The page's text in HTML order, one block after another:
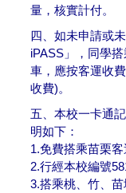
量，核實計付。
四、如未申請或
iPASS」，同學
車，應按客運收
收費)。
五、本校一卡通
明如下：
1.免費搭乘苗栗客
2.行經本校編號
3.搭乘桃、竹、